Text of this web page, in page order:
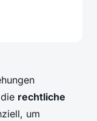
rechtliche
um